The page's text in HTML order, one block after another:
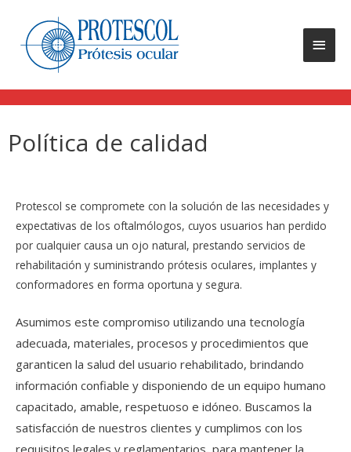
Política de calidad
Protescol se compromete con la solución de las necesidades y
expectativas de los oftalmólogos, cuyos usuarios han perdido
por cualquier causa un ojo natural, prestando servicios de
rehabilitación y suministrando prótesis oculares, implantes y
conformadores en forma oportuna y segura.
Asumimos este compromiso utilizando una tecnología
adecuada, materiales, procesos y procedimientos que
garanticen la salud del usuario rehabilitado, brindando
información confiable y disponiendo de un equipo humano
capacitado, amable, respetuoso e idóneo. Buscamos la
satisfacción de nuestros clientes y cumplimos con los